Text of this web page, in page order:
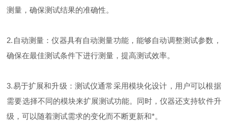
测量，确保测试结果的准确性。
2.自动测量：仪器具有自动测量功能，能够自动调整测试参数，
确保在最佳测试条件下进行测量，提高测试效率。
3.易于扩展和升级：测试仪通常采用模块化设计，用户可以根据
需要选择不同的模块来扩展测试功能。同时，仪器还支持软件升
级，可以随着测试需求的变化而不断更新和*。